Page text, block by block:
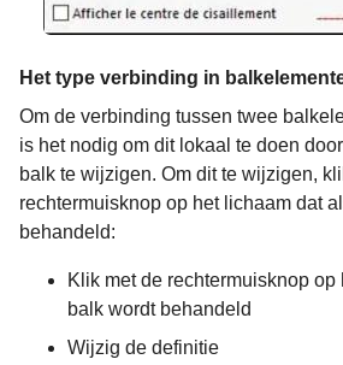
Het type verbinding in
Om de verbinding tussen twee
is het nodig om dit lokaal te doen
balk te wijzigen. Om dit te wijzigen,
rechtermuisknop op het lichaam dat
behandeld:
Klik met de rechtermuisknop
balk wordt behandeld
Wijzig de definitie